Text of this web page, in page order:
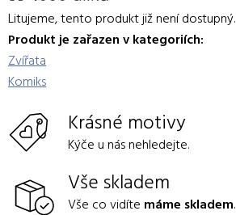
Litujeme, tento produkt již není dostupný.
Produkt je zařazen v kategoriích:
Zvířata
Komiks
Krásné motivy
Kýče u nás nehledejte.
Vše skladem
Vše co vidíte máme skladem.